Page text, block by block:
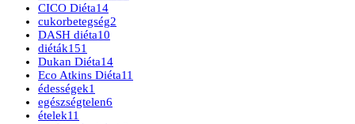
CICO Diéta14
cukorbetegség2
DASH diéta10
diéták151
Dukan Diéta14
Eco Atkins Diéta11
édességek1
egészségtelen6
ételek11